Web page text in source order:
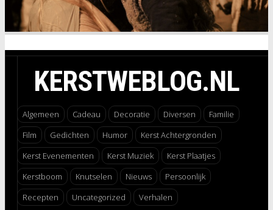
KERSTWEBLOG.NL
Algemeen Cadeau Decoratie Diversen
Familie
Film
Gedichten Humor
Kerst Achtergronden
Kerst Evenementen
Kerst Muziek
Kerst Plaatjes
Kerstboom
Knutselen Nieuws
Persoonlijk
Recepten
Uncategorized Verhalen